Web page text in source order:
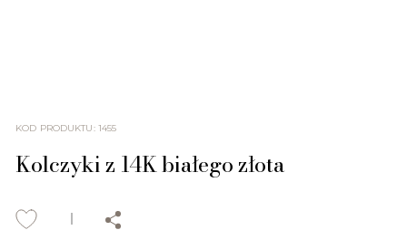
KOD PRODUKTU: 1455
Kolczyki z 14K białego złota